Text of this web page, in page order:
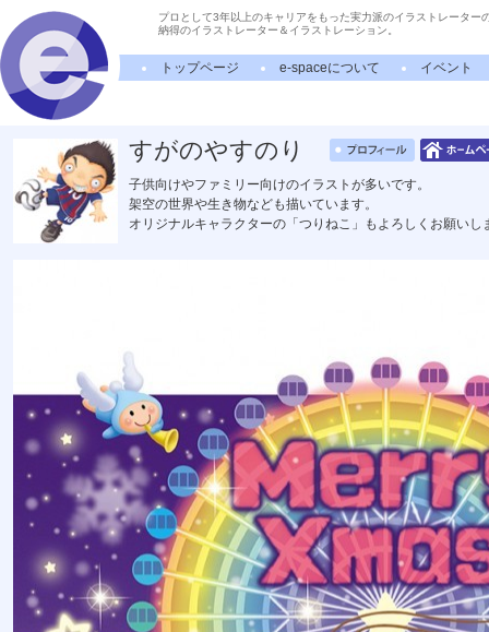
プロとして3年以上のキャリアをもった実力派のイラストレーター
納得のイラストレーター＆イラストレーション。
トップページ e-spaceについて イベント
すがのやすのり
子供向けやファミリー向けのイラストが多いです。
架空の世界や生き物なども描いています。
オリジナルキャラクターの「つりねこ」もよろしくお願いし